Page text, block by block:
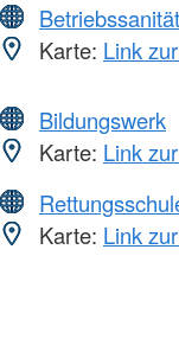
Karte: Link
Bildungswerk
Karte: Link
Karte: Link